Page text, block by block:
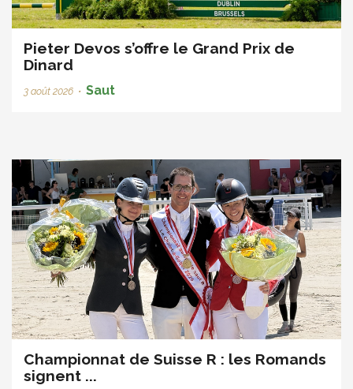
Pieter Devos s’offre le Grand Prix de
Dinard
3 août 2026 • Saut
Championnat de Suisse R : les Romands
signent ...